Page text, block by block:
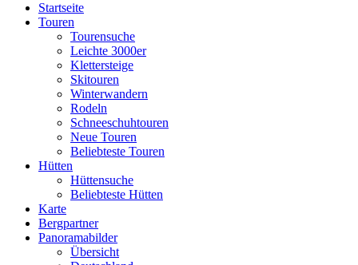
Startseite
Touren
Tourensuche
Leichte 3000er
Klettersteige
Skitouren
Winterwandern
Rodeln
Schneeschuhtouren
Neue Touren
Beliebteste Touren
Hütten
Hüttensuche
Beliebteste Hütten
Karte
Bergpartner
Panoramabilder
Übersicht